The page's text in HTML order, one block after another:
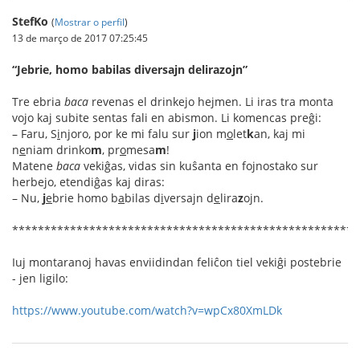
StefKo (Mostrar o perfil)
13 de março de 2017 07:25:45
“Jebrie, homo babilas diversajn delirazojn”
Tre ebria baca revenas el drinkejo hejmen. Li iras tra monta
vojo kaj subite sentas fali en abismon. Li komencas preĝi:
– Faru, Sinjoro, por ke mi falu sur jion moletkan, kaj mi
neniam drinkom, promesam!
Matene baca vekiĝas, vidas sin kuŝanta en fojnostako sur
herbejo, etendiĝas kaj diras:
– Nu, jebrie homo babilas diversajn delirazojn.
Iuj montaranoj havas enviidindan feliĉon tiel vekiĝi postebrie
- jen ligilo:
https://www.youtube.com/watch?v=wpCx80XmLDk